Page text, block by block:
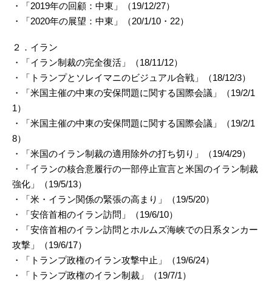
・「2019年の回顧：中東」（19/12/27）
・「2020年の展望：中東」（20/1/10・22）
２．イラン
・「イラン制裁の完全復活」（18/11/12）
・「トランプとソレイマニのビジュアル合戦」（18/12/3）
・「米国主催の中東の安保問題に関する国際会議」（19/2/1
1）
・「米国主催の中東の安保問題に関する国際会議」（19/2/1
8）
・「米国のイラン制裁の適用除外の打ち切り」（19/4/29）
・「イランの核合意履行の一部停止宣言と米国のイラン制裁
強化」（19/5/13）
・「米・イラン関係の緊張の高まり」（19/5/20）
・「安倍首相のイラン訪問」（19/6/10）
・「安倍首相のイラン訪問とホルムズ海峡での日系タンカー
攻撃」（19/6/17）
・「トランプ政権のイラン攻撃中止」（19/6/24）
・「トランプ政権のイラン制裁」（19/7/1）